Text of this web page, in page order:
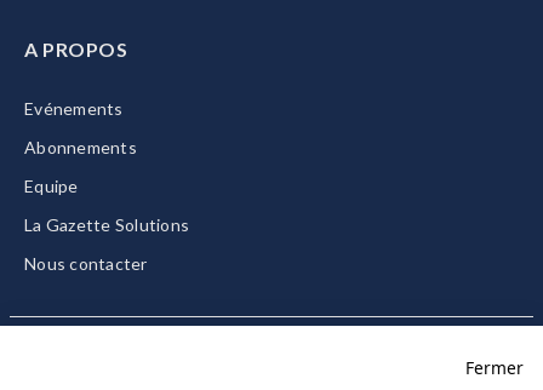
A PROPOS
Evénements
Abonnements
Equipe
La Gazette Solutions
Nous contacter
Fermer